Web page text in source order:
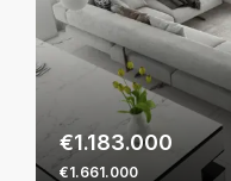
€1.183.000
€1.661.000